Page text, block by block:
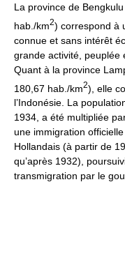
La province de
hab./km2) correspond à
connue et sans intérêt
grande activité, peuplée
Quant à la province
180,67 hab./km2), elle
l’Indonésie. La
1934, a été multipliée
une immigration
Hollandais (à partir de
qu’après 1932),
transmigration par le